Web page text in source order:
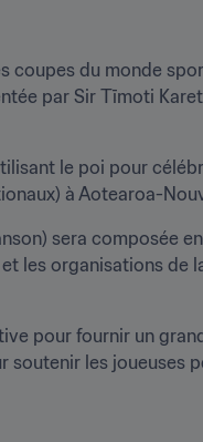
coupes du monde
par Sir Tīmoti
le poi pour
à Aotearoa-
sera composée
les organisations de
pour fournir un
les joueuses